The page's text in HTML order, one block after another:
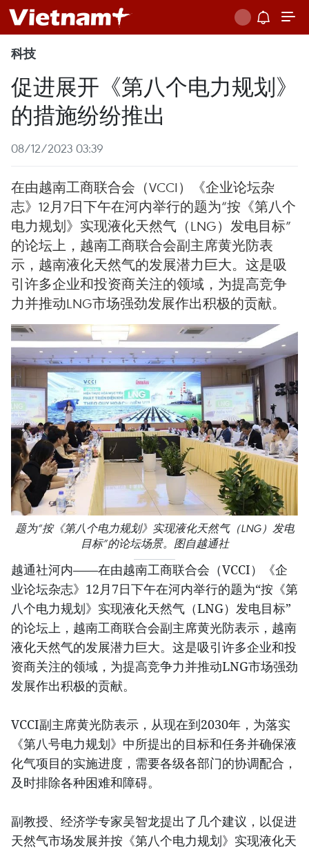
科技
促进展开《第八个电力规划》
的措施纷纷推出
08/12/2023 03:39
在由越南工商联合会（VCCI）《企业论坛杂
志》12月7日下午在河内举行的题为“按《第八个
电力规划》实现液化天然气（LNG）发电目标”
的论坛上，越南工商联合会副主席黄光防表
示，越南液化天然气的发展潜力巨大。这是吸
引许多企业和投资商关注的领域，为提高竞争
力并推动LNG市场强劲发展作出积极的贡献。
题为“按《第八个电力规划》实现液化天然气（LNG）发电
目标”的论坛场景。图自越通社
越通社河内——在由越南工商联合会（VCCI）《企
业论坛杂志》12月7日下午在河内举行的题为“按《第
八个电力规划》实现液化天然气（LNG）发电目标”
的论坛上，越南工商联合会副主席黄光防表示，越南
液化天然气的发展潜力巨大。这是吸引许多企业和投
资商关注的领域，为提高竞争力并推动LNG市场强劲
发展作出积极的贡献。
VCCI副主席黄光防表示，从现在到2030年，为落实
《第八号电力规划》中所提出的目标和任务并确保液
化气项目的实施进度，需要各级各部门的协调配合，
及时排除各种困难和障碍。
副教授、经济学专家吴智龙提出了几个建议，以促进
天然气市场发展并按《第八个电力规划》实现液化天